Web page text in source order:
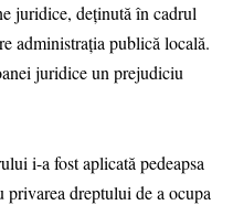
juridice, deținută în cadrul
administrația publică locală.
juridice un prejudiciu
i-a fost aplicată pedeapsa
dreptului de a ocupa